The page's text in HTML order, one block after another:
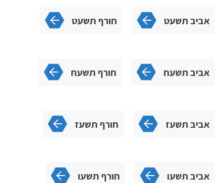
אביב תשעט חורף תשעט
אביב תשעח חורף תשעח
אביב תשעז חורף תשעז
אביב תשעו חורף תשעו